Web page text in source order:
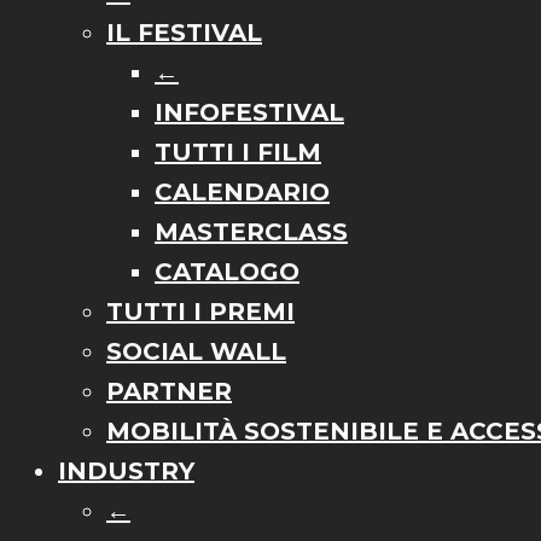
IL FESTIVAL
←
INFOFESTIVAL
TUTTI I FILM
CALENDARIO
MASTERCLASS
CATALOGO
TUTTI I PREMI
SOCIAL WALL
PARTNER
MOBILITÀ SOSTENIBILE E
INDUSTRY
←